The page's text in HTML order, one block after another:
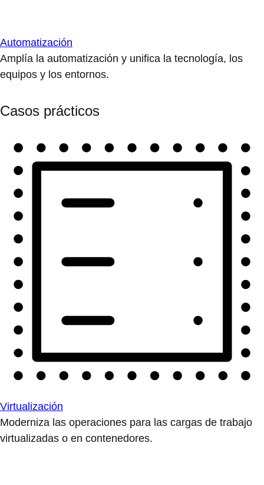
Automatización
Amplía la automatización y unifica la tecnología, los
equipos y los entornos.
Casos prácticos
Virtualización
Moderniza las operaciones para las cargas de trabajo
virtualizadas o en contenedores.